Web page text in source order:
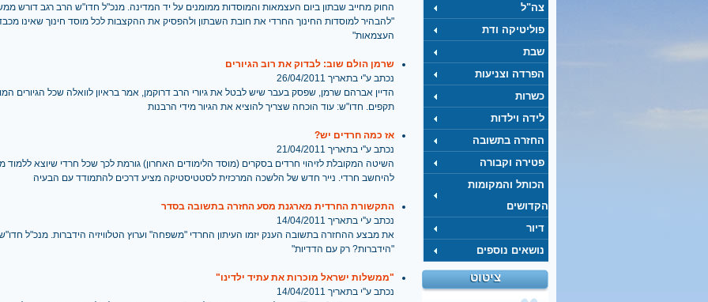
צה"ל
פוליטיקה ודת
שבת
הפרדה וצניעות
כשרות
לידה וילדות
החזרה בתשובה
פטירה וקבורה
הכותל והמקומות
הקדושים
דיור
נושאים נוספים
ציטוט
החוק מחייב שבתון ביום העצמאות והמוסדות ממומנים על יד המדינה. מנכ"ל חדו"ש הרב רגב דורש
"להבהיר למוסדות החינוך החרדי את חובת השבתון ולהפסיק את ההקצבות לכל מוסד חינוך שאינו
העצמאות"
שרמן הולם שוב: לבדוק את רוב הגיורים
נכתב ע''י בתאריך 26/04/2011
הדיין אברהם שרמן, שפסק בעבר שיש לבטל את גיורי הרב דרוקמן, אמר בראיון לוואלה שכל הגיורים
תקפים. חדו"ש: עוד הוכחה שצריך להוציא את הגיור מידי הרבנות
אז כמה חרדים יש?
נכתב ע''י בתאריך 21/04/2011
השיטה המקובלת לזיהוי חרדים בסקרים (מוסד הלימודים האחרון) גורמת לכך שכל חרדי שיוצא ללמוד
להיחשב חרדי. נייר חדש של הלשכה המרכזית לסטטיסטיקה מציע דרכים להתמודד עם הבעיה
התקשורת החרדית מארגנת מסע החזרה בתשובה בסדר
נכתב ע''י בתאריך 14/04/2011
את מבצע ההחזרה בתשובה הענק יזמו העיתון החרדי "משפחה" וערוץ הטלוויזיה הידברות. מנכ"ל
"הידברות? רק עם הדדיות"
"ממשלות ישראל מוכרות את עתיד ילדינו"
נכתב ע''י בתאריך 14/04/2011